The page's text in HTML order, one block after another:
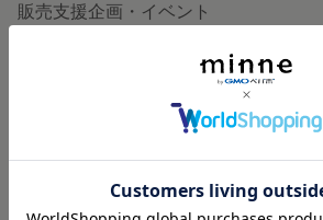
販売支援企画・イベント
minneとものづくりと